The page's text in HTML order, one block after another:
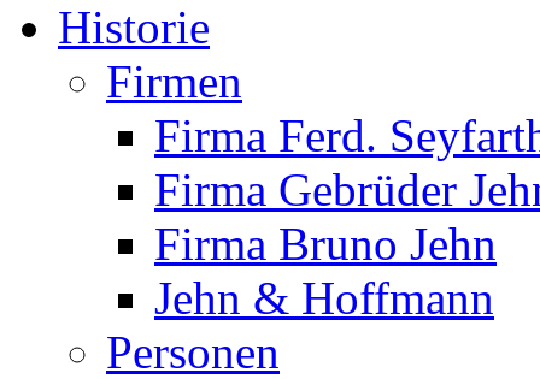
Historie
Firmen
Firma Ferd.
Firma Gebrüder
Firma Bruno Jehn
Jehn & Hoffmann
Personen